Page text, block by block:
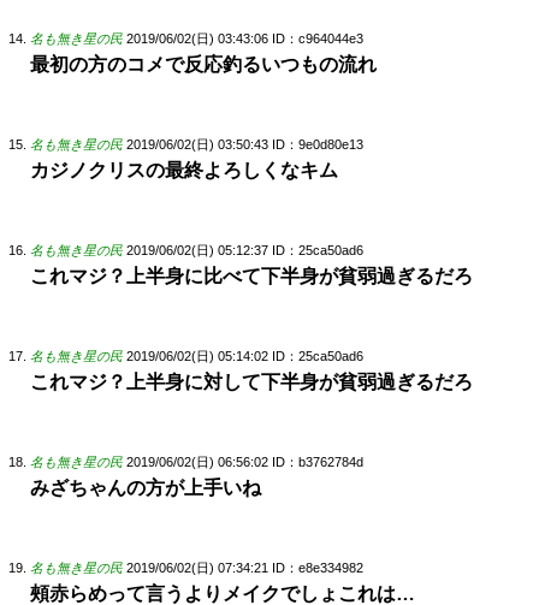
名も無き星の民 2019/06/02(日) 03:43:06 ID：c964044e3
最初の方のコメで反応釣るいつもの流れ
名も無き星の民 2019/06/02(日) 03:50:43 ID：9e0d80e13
カジノクリスの最終よろしくなキム
名も無き星の民 2019/06/02(日) 05:12:37 ID：25ca50ad6
これマジ？上半身に比べて下半身が貧弱過ぎるだろ
名も無き星の民 2019/06/02(日) 05:14:02 ID：25ca50ad6
これマジ？上半身に対して下半身が貧弱過ぎるだろ
名も無き星の民 2019/06/02(日) 06:56:02 ID：b3762784d
みざちゃんの方が上手いね
名も無き星の民 2019/06/02(日) 07:34:21 ID：e8e334982
頰赤らめって言うよりメイクでしょこれは…